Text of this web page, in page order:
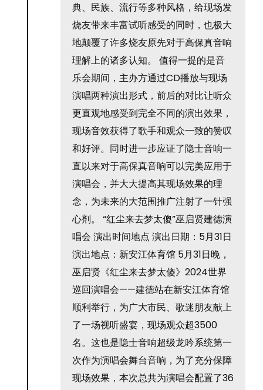
典、民族、流行等多种风格，给现场发
烧友带来丰富试听感受的同时，也极大
地颠覆了许多烧友原先对于高保真音响
理解上的诸多认知。 值得一提的是音
乐会期间，主办方通过CD播放与现场
演唱两种演出形式，前后的对比让听众
更直观地感受到完全不同的演出效果，
现场音效获得了歌手和观众一致的赞叹
和好评。同时进一步应证了隐士音响一
直以来对于高保真音响可以完美应用于
演唱会，并大大提高其现场效果的理
念，为未来的大范围推广注射了一针强
心剂。 “红尘来去梦太傻”巫启贤建德演
唱会 演出时间地点 演出日期：5月31日
演出地点：新安江体育馆 5月31日晚，
巫启贤《红尘来去梦太傻》2024世界
巡回演唱会——建德站在新安江体育馆
顺利举行，为广大市民、歌迷朋友献上
了一场视听盛宴，现场观众超3500
名。这也是隐士音响超级龙吟系统第一
次作为演唱会舞台音响，为了充分保障
现场效果，本次总共为演唱会配置了36